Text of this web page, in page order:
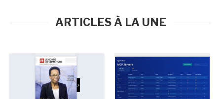
ARTICLES À LA UNE